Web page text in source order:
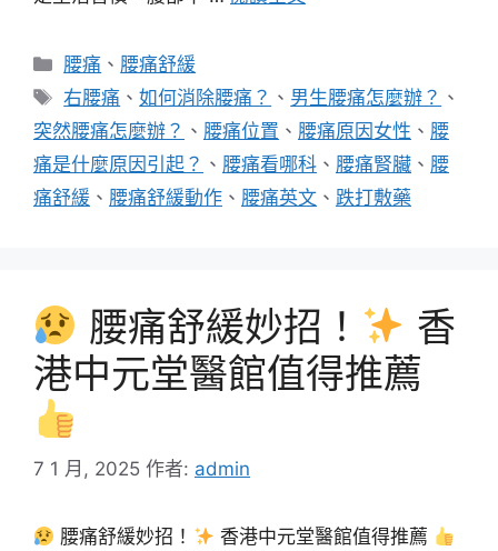
分
類
腰痛 、 腰痛舒緩
標
籤
右腰痛 、如何消除腰痛？ 、 男生腰痛怎麼辦？ 、
突然腰痛怎麼辦？ 、 腰痛位置 、 腰痛原因女性 、 腰
痛是什麼原因引起？ 、 腰痛看哪科 、 腰痛腎臟 、 腰
痛舒緩 、 腰痛舒緩動作 、 腰痛英文 、 跌打敷藥
腰痛舒緩妙招！
香
港中元堂醫館值得推薦
7 1 月, 2025 作者: admin
腰痛舒緩妙招！
香港中元堂醫館值得推薦